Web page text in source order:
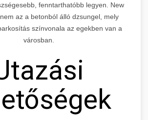
fenntarthatóbb legyen. New
az a betonból álló dzsungel, mely
színvonala az egekben van a
városban.